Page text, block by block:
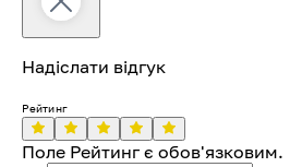
Надіслати відгук
Рейтинг
Поле Рейтинг є обов'язковим.